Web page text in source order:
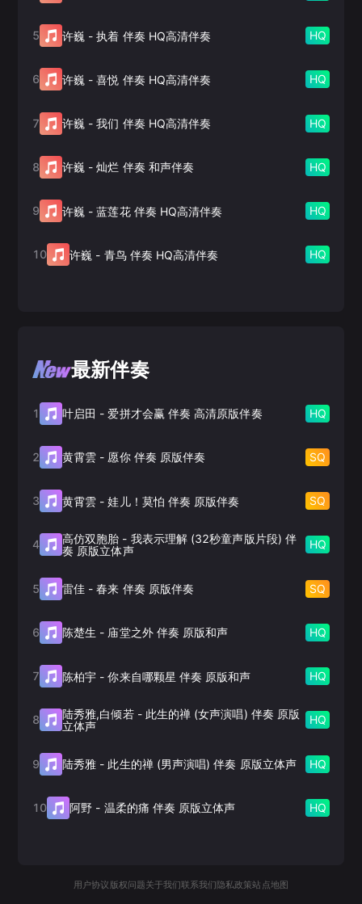
5 许巍 -执着 伴奏 HQ高清伴奏 HQ
6 许巍 -喜悦 伴奏 HQ高清伴奏 HQ
7 许巍 -我们 伴奏 HQ高清伴奏 HQ
8 许巍 -灿烂 伴奏 和声伴奏 HQ
9 许巍 -蓝莲花 伴奏 HQ高清伴奏 HQ
10 许巍 - 青鸟 伴奏 HQ高清伴奏 HQ
最新伴奏
1 叶启田 -爱拼才会赢 伴奏 高清原版伴奏 HQ
2 黄霄雲 - 愿你 伴奏 原版伴奏 SQ
3 黄霄雲 -娃儿！莫怕 伴奏 原版伴奏 SQ
4 高仿双胞胎 - 我表示理解 (32秒童声版片段) 伴
奏 原版立体声
HQ
5 雷佳 -春来 伴奏 原版伴奏 SQ
6 陈楚生 - 庙堂之外 伴奏 原版和声 HQ
7 陈柏宇 -你来自哪颗星 伴奏 原版和声 HQ
8 陆秀雅,白倾若- 此生的禅 (女声演唱) 伴奏 原版
立体声
HQ
9 陆秀雅 - 此生的禅 (男声演唱) 伴奏 原版立体声 HQ
10 阿野 - 温柔的痛 伴奏 原版立体声 HQ
用户协议 版权问题关于我们联系我们 隐私政策站点地图